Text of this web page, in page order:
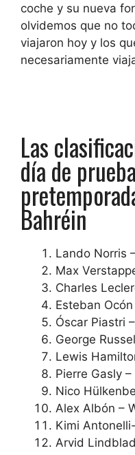
coche y su nueva
olvidemos que no
viajaron hoy y los
necesariamente
Las
día de
Bahréin
Lando Norris
Max
Charles
Esteban
Óscar Piastri
George
Lewis
Pierre Gasly
Nico
Alex Albón –
Kimi
Arvid